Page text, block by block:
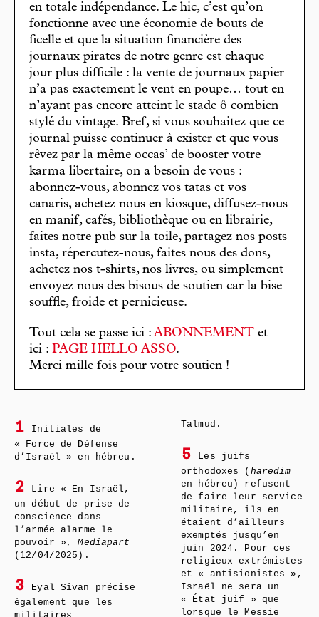
en totale indépendance. Le hic, c’est qu’on
fonctionne avec une économie de bouts de
ficelle et que la situation financière des
journaux pirates de notre genre est chaque
jour plus difficile : la vente de journaux papier
n’a pas exactement le vent en poupe… tout en
n’ayant pas encore atteint le stade ô combien
stylé du vintage. Bref, si vous souhaitez que ce
journal puisse continuer à exister et que vous
rêvez par la même occas’ de booster votre
karma libertaire, on a besoin de vous :
abonnez-vous, abonnez vos tatas et vos
canaris, achetez nous en kiosque, diffusez-nous
en manif, cafés, bibliothèque ou en librairie,
faites notre pub sur la toile, partagez nos posts
insta, répercutez-nous, faites nous des dons,
achetez nos t-shirts, nos livres, ou simplement
envoyez nous des bisous de soutien car la bise
souffle, froide et pernicieuse.
Tout cela se passe ici : ABONNEMENT et
ici : PAGE HELLO ASSO.
Merci mille fois pour votre soutien !
1
Initiales de
« Force de Défense
d’Israël » en hébreu.
2
Lire « En Israël,
un début de prise de
conscience dans
l’armée alarme le
pouvoir »,Mediapart
(12/04/2025).
3
Eyal Sivan précise
également que les
Talmud.
5
Les juifs
orthodoxes ( haredim
en hébreu) refusent
de faire leur service
militaire, ils en
étaient d’ailleurs
exemptés jusqu’en
juin 2024. Pour ces
religieux extrémistes
et « antisionistes »,
Israël ne sera un
« État juif » que
lorsque le Messie